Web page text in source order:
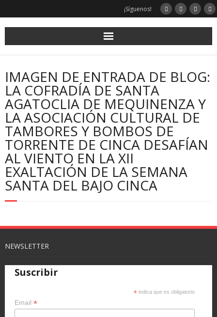
¡Síguenos!
IMAGEN DE ENTRADA DE BLOG:
LA COFRADÍA DE SANTA
AGATOCLIA DE MEQUINENZA Y
LA ASOCIACIÓN CULTURAL DE
TAMBORES Y BOMBOS DE
TORRENTE DE CINCA DESAFÍAN
AL VIENTO EN LA XII
EXALTACIÓN DE LA SEMANA
SANTA DEL BAJO CINCA
NEWSLETTER
Suscribir
* indica que es obligatorio
Email *